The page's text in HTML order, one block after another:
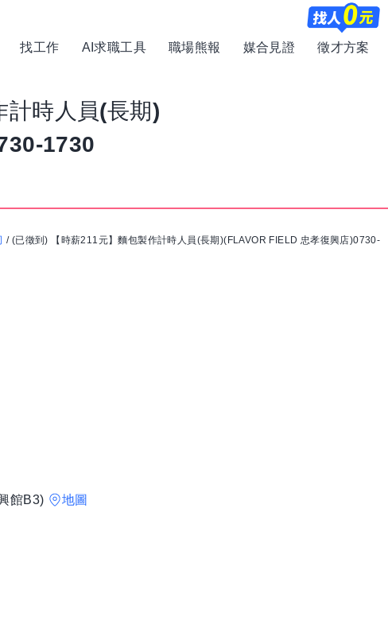
找工作 AI求職工具 職場熊報 媒合見證 徵才方案
計時人員(長期)
1730
/ (已徵到) 【時薪211元】麵包製作計時人員(長期)(FLAVOR FIELD 忠孝復興店)0730-
館B3) 地圖